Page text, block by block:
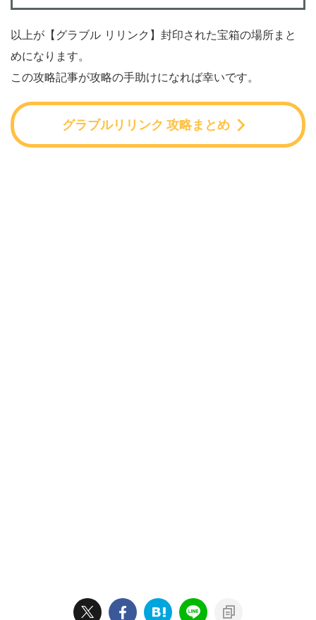
以上が【グラブル リリンク】封印された宝箱の場所まと
めになります。
この攻略記事が攻略の手助けになれば幸いです。
グラブルリリンク 攻略まとめ